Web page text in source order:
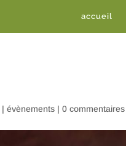
accueil
|évènements |0 commentaires